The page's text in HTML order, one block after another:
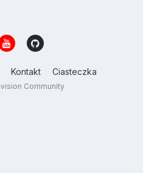
Kontakt Ciasteczka
Community